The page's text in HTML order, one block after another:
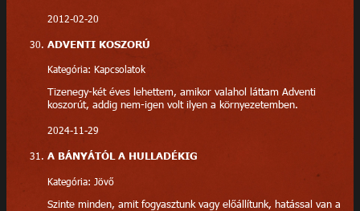
2012-02-20
ADVENTI KOSZORÚ
Kategória: Kapcsolatok
Tizenegy-két éves lehettem, amikor valahol láttam Adventi
koszorút, addig nem-igen volt ilyen a környezetemben.
2024-11-29
A BÁNYÁTÓL A HULLADÉKIG
Kategória: Jövő
Szinte minden, amit fogyasztunk vagy előállítunk, hatással van a